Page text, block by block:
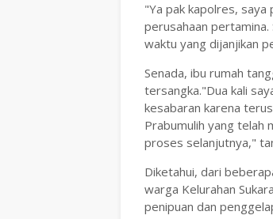
"Ya pak kapolres, saya
perusahaan
waktu yang dijanjikan
Senada, ibu rumah
tersangka."Dua kali
kesabaran karena
Prabumulih yang telah
proses selanjutnya,"
Diketahui, dari
warga Kelurahan
penipuan dan